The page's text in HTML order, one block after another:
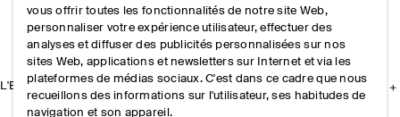
L'ENTREPRISE
vous offrir toutes les fonctionnalités de notre site Web,
personnaliser votre expérience utilisateur, effectuer des
analyses et diffuser des publicités personnalisées sur nos
sites Web, applications et newsletters sur Internet et via les
plateformes de médias sociaux. C'est dans ce cadre que nous
recueillons des informations sur l'utilisateur, ses habitudes de
navigation et son appareil.